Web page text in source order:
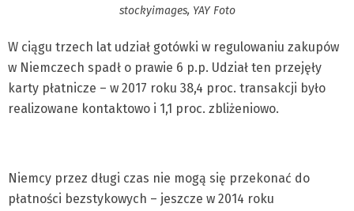
stockyimages, YAY Foto
W ciągu trzech lat udział gotówki w regulowaniu zakupów
w Niemczech spadł o prawie 6 p.p. Udział ten przejęły
karty płatnicze – w 2017 roku 38,4 proc. transakcji było
realizowane kontaktowo i 1,1 proc. zbliżeniowo.
Niemcy przez długi czas nie mogą się przekonać do
płatności bezstykowych – jeszcze w 2014 roku